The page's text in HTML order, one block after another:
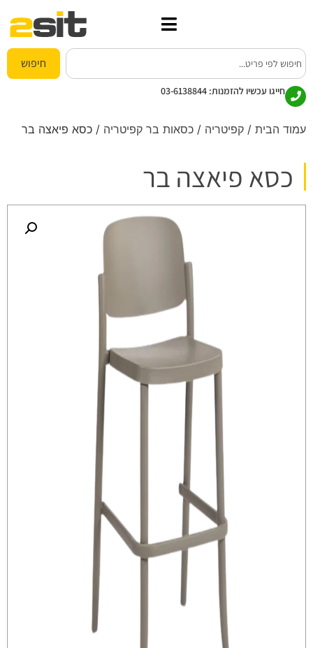
חיפוש
חייגו עכשיו להזמנות: 03-6138844
עמוד הבית / קפיטריה / כסאות בר קפיטריה / כסא פיאצה בר
כסא פיאצה בר